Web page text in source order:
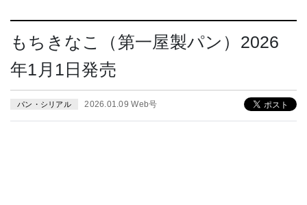
もちきなこ（第一屋製パン）2026
年1月1日発売
パン・シリアル 2026.01.09 Web号